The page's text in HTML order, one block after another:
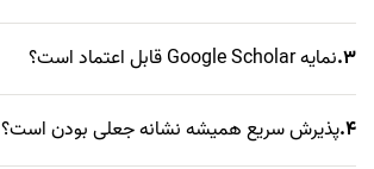
3. نمایه Google Scholar قابل اعتماد است؟
4.پذیرش سریع همیشه نشانه جعلی بودن است؟